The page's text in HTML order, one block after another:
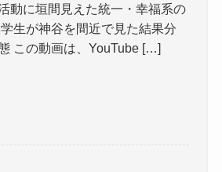
動に垣間見えた統一・幸福系の
生が神谷を間近で見た結果分
この動画は、YouTube […]